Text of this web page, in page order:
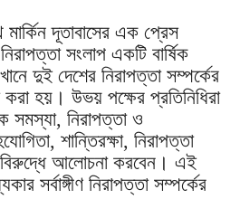
মার্কিন দূতাবাসের এক প্রেস
সংলাপ একটি বার্ষিক
দুই দেশের নিরাপত্তা সম্পর্কের
হয়। উভয় পক্ষের প্রতিনিধিরা
সমস্যা, নিরাপত্তা ও
শান্তিরক্ষা, নিরাপত্তা
বিরুদ্ধে আলোচনা করবেন। এই
সর্বাঙ্গীণ নিরাপত্তা সম্পর্কের